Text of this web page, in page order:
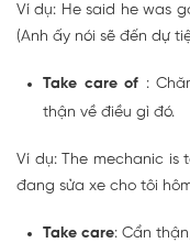
Ví dụ: He said he was
(Anh ấy nói sẽ đến dự
Take care of :
thận về điều gì đó.
Ví dụ: The mechanic is
đang sửa xe cho tôi
Take care: Cẩn